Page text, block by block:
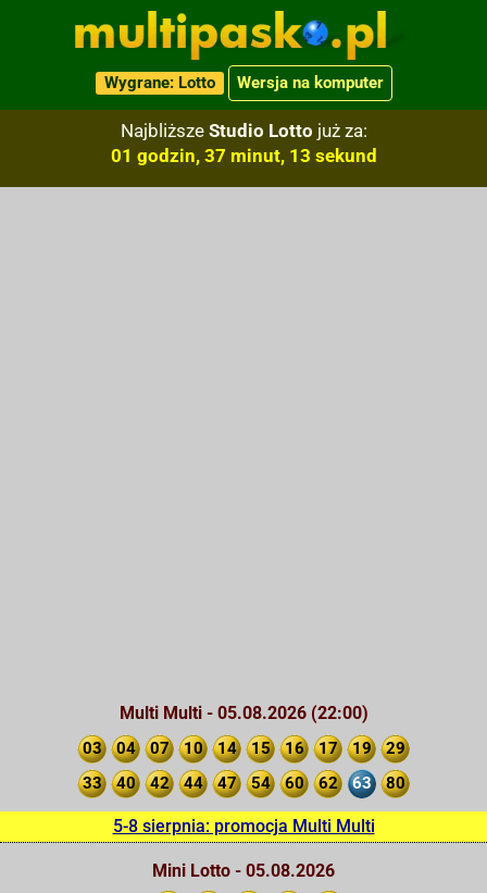
Wygrane: Lotto Wersja na komputer
Najbliższe Studio Lotto już za:
01 godzin, 37 minut, 12 sekund
Multi Multi - 05.08.2026 (22:00)
03 04 07 10 14 15 16 17 19
29
33
40 42 44 47 54 60 62 63 80
5-8 sierpnia: promocja Multi Multi
Mini Lotto - 05.08.2026